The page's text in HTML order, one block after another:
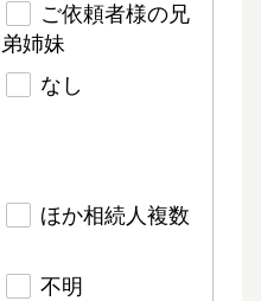
ご依頼者様の兄
弟姉妹
なし
ほか相続人複数
不明